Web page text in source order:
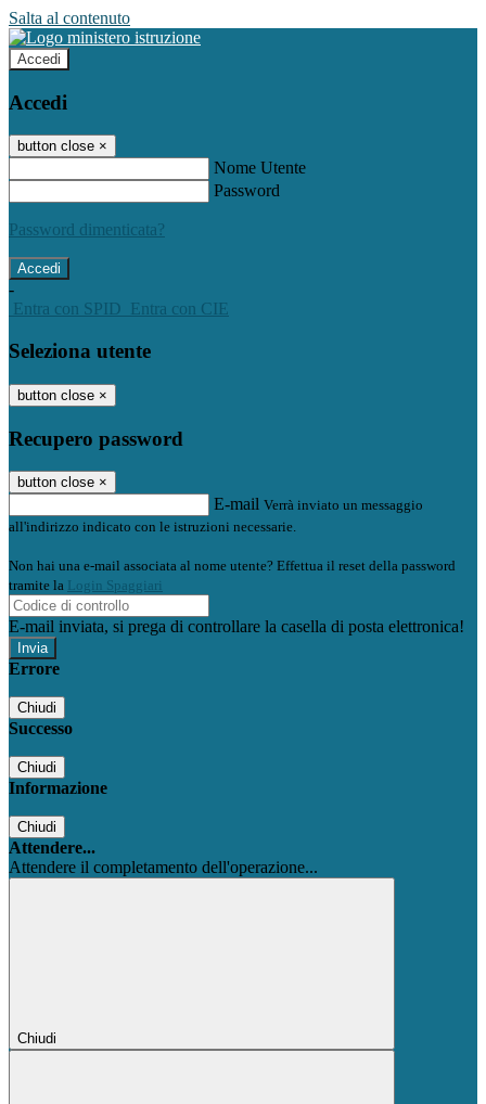
Salta al contenuto
Accedi
Accedi
button close ×
Nome Utente
Password
Password dimenticata?
-
Entra con SPID
Entra con CIE
Seleziona utente
button close ×
Recupero password
button close ×
E-mail Verrà inviato un messaggio
all'indirizzo indicato con le istruzioni necessarie.
Non hai una e-mail associata al nome utente? Effettua il reset della password
tramite la Login Spaggiari
E-mail inviata, si prega di controllare la casella di posta elettronica!
Errore
Chiudi
Successo
Chiudi
Informazione
Chiudi
Attendere...
Attendere il completamento dell'operazione...
Chiudi